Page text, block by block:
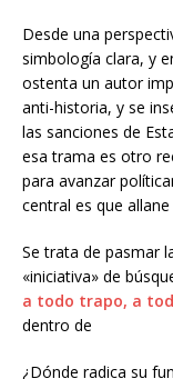
Desde una
simbología clara, y
ostenta un autor
anti-historia, y se
las sanciones de
esa trama es otro
para avanzar
central es que
Se trata de pasmar
«iniciativa» de
a todo trapo, a
dentro de
¿Dónde radica su